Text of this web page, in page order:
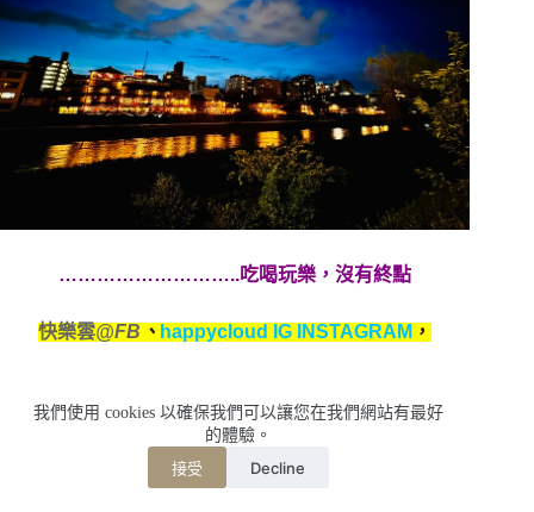
我們使用 cookies 以確保我們可以讓您在我們網站有最好
的體驗。
接受 Decline
………………………..吃喝玩樂，沒有終點
快樂雲@FB 、 happycloud IG INSTAGRAM ，